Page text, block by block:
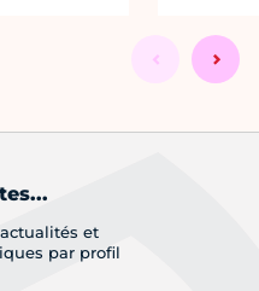
et
par profil